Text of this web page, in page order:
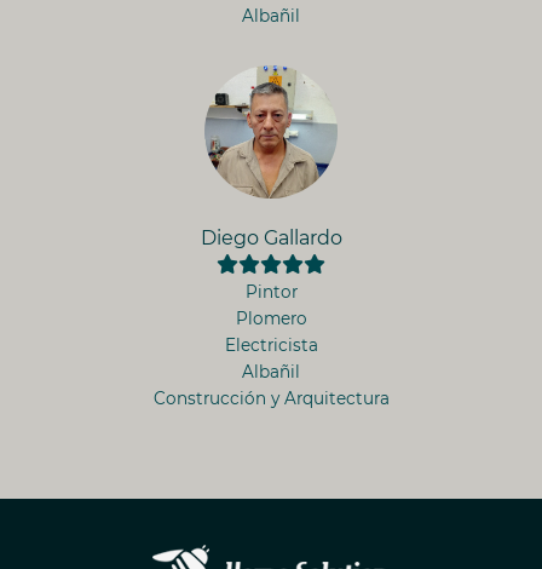
Albañil
Diego Gallardo
Pintor
Plomero
Electricista
Albañil
Construcción y Arquitectura